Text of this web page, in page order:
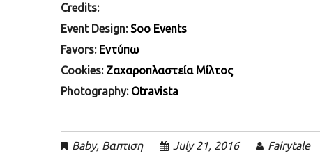
Credits:
Event Design:Soo Events
Favors: Εντύπω
Cookies: Ζαχαροπλαστεία Μίλτος
Photography: Otravista
Baby, Βαπτιση July 21, 2016
Fairytale